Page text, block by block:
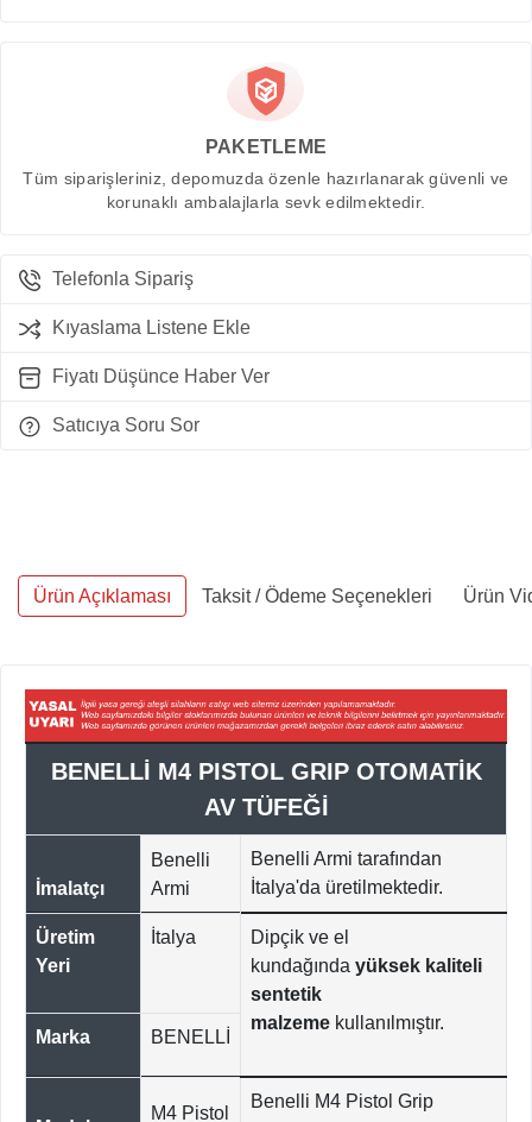
PAKETLEME
Tüm siparişleriniz, depomuzda özenle hazırlanarak güvenli ve
korunaklı ambalajlarla sevk edilmektedir.
Telefonla Sipariş
Kıyaslama Listene Ekle
Fiyatı Düşünce Haber Ver
Satıcıya Soru Sor
Ürün Açıklaması Taksit / Ödeme Seçenekleri Ürün
BENELLİ M4 PISTOL GRIP OTOMATİK
AV TÜFEĞİ
İmalatçı
Benelli
Armi
Benelli Armi tarafından
İtalya'da üretilmektedir.
Üretim
Yeri
İtalya
Dipçik ve el
kundağında yüksek kaliteli
sentetik
malzeme kullanılmıştır.
Marka BENELLİ
M4 Pistol
Benelli M4 Pistol Grip